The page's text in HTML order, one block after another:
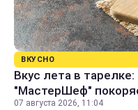
ВКУСНО
Вкус лета в
"МастерШеф"
07 августа 2026, 11:04